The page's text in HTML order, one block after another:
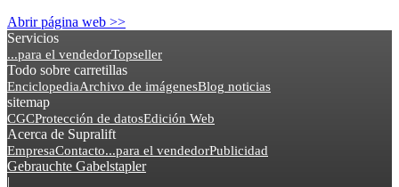
Abrir página web >>
Servicios
...para el vendedorTopseller
Todo sobre carretillas
EnciclopediaArchivo de imágenesBlog noticias
sitemap
CGCProtección de datosEdición Web
Acerca de Supralift
EmpresaContacto...para el vendedorPublicidad
Gebrauchte Gabelstapler
|